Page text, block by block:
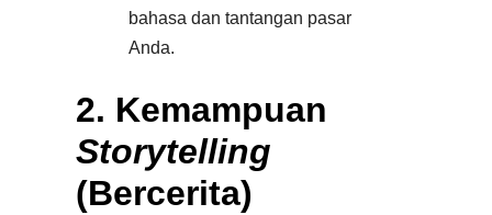
bahasa dan tantangan pasar
Anda.
2. Kemampuan
Storytelling
(Bercerita)